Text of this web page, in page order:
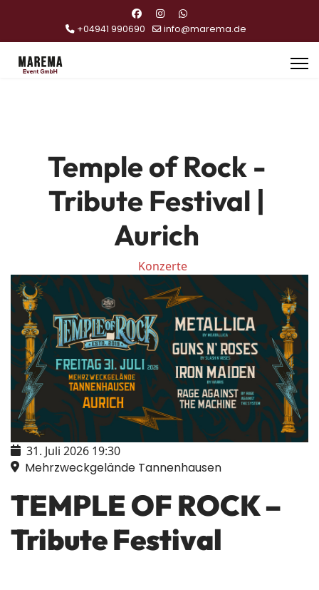
+04941 990690 info@marema.de
Temple of Rock -
Tribute Festival |
Aurich
Konzerte
31. Juli 2026 19:30
Mehrzweckgelände Tannenhausen
TEMPLE OF ROCK –
Tribute Festival